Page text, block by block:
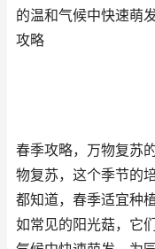
的温和气候中快速萌
攻略
春季攻略，万物复苏
物复苏，这个季节的
都知道，春季适宜种
如常见的阳光菇，它